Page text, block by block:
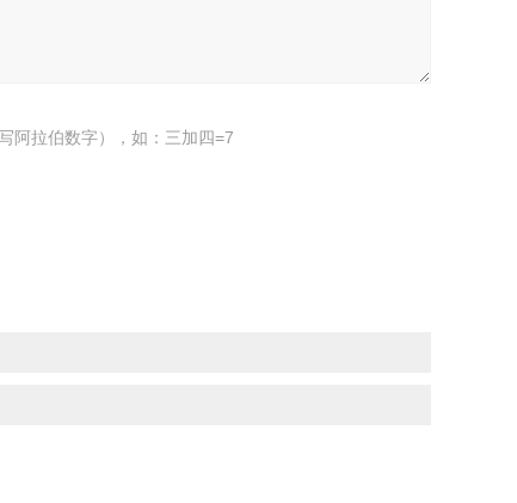
阿拉伯数字），如：三加四=7